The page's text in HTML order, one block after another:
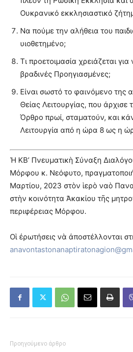
Ουκρανικό εκκλησιαστικό
Να πούμε την αλήθεια του
υιοθετημένο;
Τι προετοιμασία χρειάζεται
βραδινές Προηγιασμένες;
Είναι σωστό το φαινόμενο της
Θείας Λειτουργίας, που
Όρθρο πρωί, σταματούν, και
Λειτουργία από η ώρα 8 ως η
Ἡ KΒ’ Πνευματικὴ Σύναξη
Μόρφου κ. Νεόφυτο,
Μαρτίου, 2023 στὸν ἱερὸ ναὸ
στὴν κοινότητα Ἀκακίου τῆς
περιφέρειας Μόρφου.
Οἱ ἐρωτήσεις νὰ ἀποστέλλονται
Προηγούμενο άρθρο